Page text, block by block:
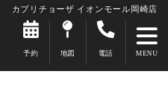
カプリチョーザ イオンモール岡崎店
予約 地図 電話